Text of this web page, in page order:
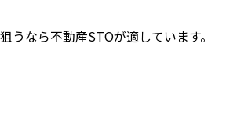
なら不動産STOが適しています。